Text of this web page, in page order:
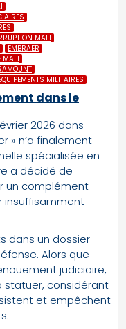
MALI
EMBRAER
MALI
MILITAIRES
dans le
2026 dans
» n’a finalement
spécialisée en
a décidé de
un complément
insuffisamment
dans un dossier
Alors que
judiciaire,
statuer, considérant
et empêchent